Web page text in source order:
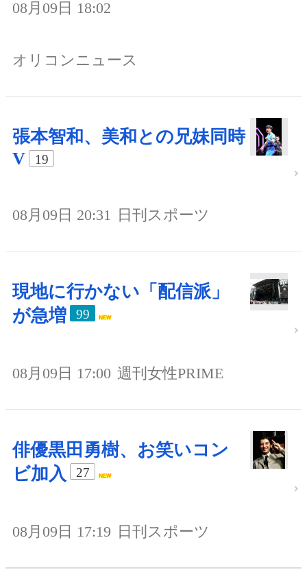
08月09日 18:02
オリコンニュース
張本智和、美和との兄妹同時
V
19
08月09日 20:31 日刊スポーツ
現地に行かない「配信派」
が急増
99
08月09日 17:00 週刊女性PRIME
俳優黒田勇樹、お笑いコン
ビ加入
27
08月09日 17:19 日刊スポーツ